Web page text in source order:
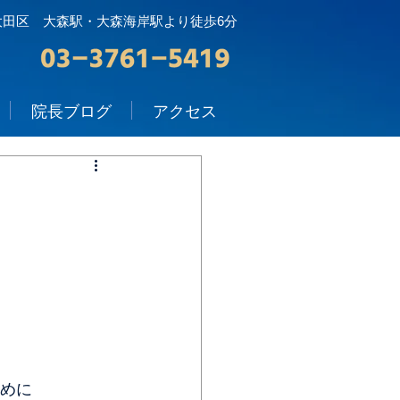
田区 大森駅・大森海岸駅より徒歩6分
院長ブログ アクセス
に